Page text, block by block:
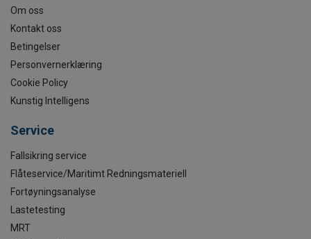
Om oss
Kontakt oss
Betingelser
Personvernerklæring
Cookie Policy
Kunstig Intelligens
Service
Fallsikring service
Flåteservice/Maritimt Redningsmateriell
Fortøyningsanalyse
Lastetesting
MRT